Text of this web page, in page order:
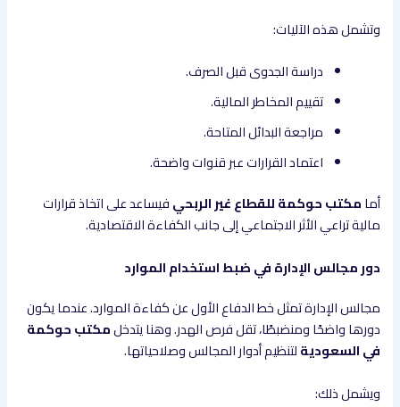
وتشمل هذه الآليات:
دراسة الجدوى قبل الصرف.
تقييم المخاطر المالية.
مراجعة البدائل المتاحة.
اعتماد القرارات عبر قنوات واضحة.
أمامكتب حوكمة للقطاع غير الربحيفيساعد على اتخاذ قرارات
مالية تراعي الأثر الاجتماعي إلى جانب الكفاءة الاقتصادية.
دور مجالس الإدارة في ضبط استخدام الموارد
مجالس الإدارة تمثل خط الدفاع الأول عن كفاءة الموارد. عندما يكون
دورها واضحًا ومنضبطًا، تقل فرص الهدر. وهنا يتدخلمكتب حوكمة
في السعوديةلتنظيم أدوار المجالس وصلاحياتها.
ويشمل ذلك: